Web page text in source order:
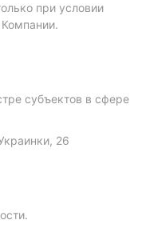
при условии
субъектов в сфере
26